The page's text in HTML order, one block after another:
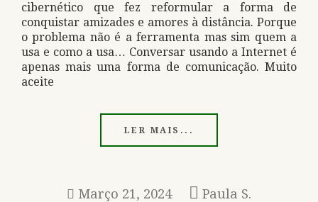
cibernético que fez reformular a forma de
conquistar amizades e amores à distância. Porque
o problema não é a ferramenta mas sim quem a
usa e como a usa… Conversar usando a Internet é
apenas mais uma forma de comunicação. Muito
aceite
LER MAIS...
Março 21, 2024 Paula S.